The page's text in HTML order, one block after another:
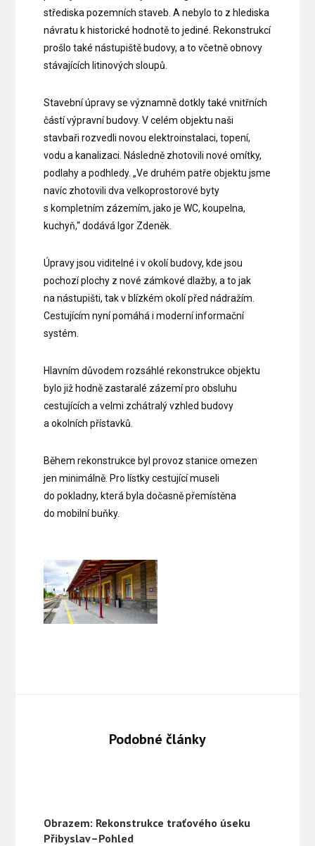
střediska pozemních staveb. A nebylo to z hlediska
návratu k historické hodnotě to jediné. Rekonstrukcí
prošlo také nástupiště budovy, a to včetně obnovy
stávajících litinových sloupů.
Stavební úpravy se významně dotkly také vnitřních
částí výpravní budovy. V celém objektu naši
stavbaři rozvedli novou elektroinstalaci, topení,
vodu a kanalizaci. Následně zhotovili nové omítky,
podlahy a podhledy. „Ve druhém patře objektu jsme
navíc zhotovili dva velkoprostorové byty
s kompletním zázemím, jako je WC, koupelna,
kuchyň,“ dodává Igor Zdeněk.
Úpravy jsou viditelné i v okolí budovy, kde jsou
pochozí plochy z nové zámkové dlažby, a to jak
na nástupišti, tak v blízkém okolí před nádražím.
Cestujícím nyní pomáhá i moderní informační
systém.
Hlavním důvodem rozsáhlé rekonstrukce objektu
bylo již hodně zastaralé zázemí pro obsluhu
cestujících a velmi zchátralý vzhled budovy
a okolních přístavků.
Během rekonstrukce byl provoz stanice omezen
jen minimálně. Pro lístky cestující museli
do pokladny, která byla dočasně přemístěna
do mobilní buňky.
Podobné články
Obrazem: Rekonstrukce traťového úseku
Přibyslav–Pohled